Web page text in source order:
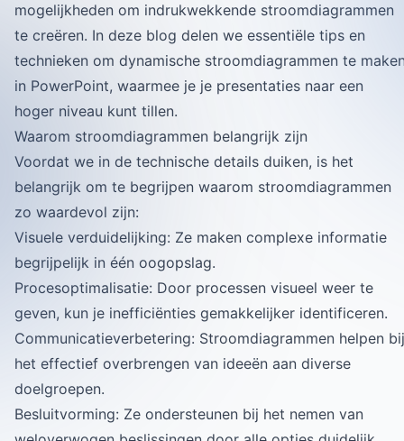
mogelijkheden om indrukwekkende stroomdiagrammen
te creëren. In deze blog delen we essentiële tips en
technieken om dynamische stroomdiagrammen te
in PowerPoint, waarmee je je presentaties naar een
hoger niveau kunt tillen.
Waarom stroomdiagrammen belangrijk zijn
Voordat we in de technische details duiken, is het
belangrijk om te begrijpen waarom stroomdiagrammen
zo waardevol zijn:
Visuele verduidelijking: Ze maken complexe informatie
begrijpelijk in één oogopslag.
Procesoptimalisatie: Door processen visueel weer te
geven, kun je inefficiënties gemakkelijker identificeren.
Communicatieverbetering: Stroomdiagrammen helpen bij
het effectief overbrengen van ideeën aan diverse
doelgroepen.
Besluitvorming: Ze ondersteunen bij het nemen van